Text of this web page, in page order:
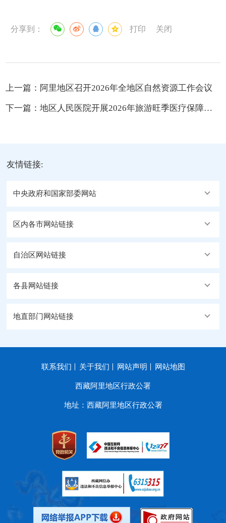
分享到： 打印 关闭
上一篇： 阿里地区召开2026年全地区自然资源工作会议
下一篇： 地区人民医院开展2026年旅游旺季医疗保障工作实操培训
友情链接:
中央政府和国家部委网站
区内各市网站链接
自治区网站链接
各县网站链接
地直部门网站链接
联系我们 关于我们 网站声明 网站地图
西藏阿里地区行政公署
地址：西藏阿里地区行政公署